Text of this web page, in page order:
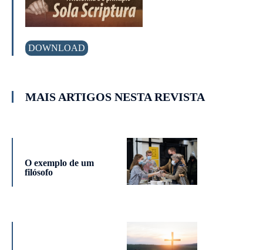
DOWNLOAD
MAIS ARTIGOS NESTA REVISTA
O exemplo de um
filósofo